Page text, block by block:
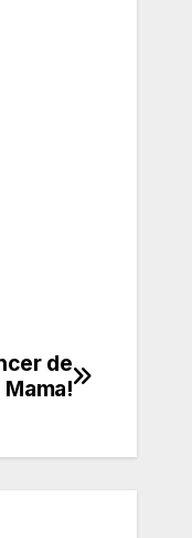
de
Mama!